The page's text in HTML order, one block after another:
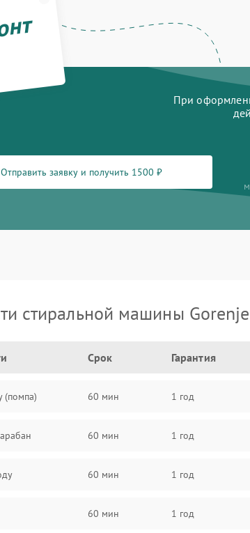
При
Отправить заявку и получить 1500 ₽
стиральной машины Gorenje
Срок Гарантия
(помпа) 60 мин 1 год
60 мин 1 год
60 мин 1 год
60 мин 1 год